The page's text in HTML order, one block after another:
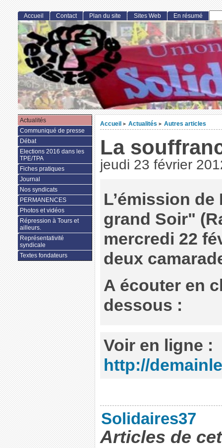
Accueil > Actualités > Autres articles
La
jeudi 23 février
L’émission
grand Soir"
mercredi 22
deux
A écouter en
dessous :
Voir en ligne :
http://
Solidaires37
Articles de
Accueil Contact Plan du site Sites Web En résumé
Actualités
Communiqué de presse
Débat
Elections 2016 dans les
TPE/TPA
Fiches pratiques
Journal
Nos syndicats
PERMANENCES
Photos et vidéos
Répression à Tours et
ailleurs.
Représentativité
syndicale
Textes fondateurs